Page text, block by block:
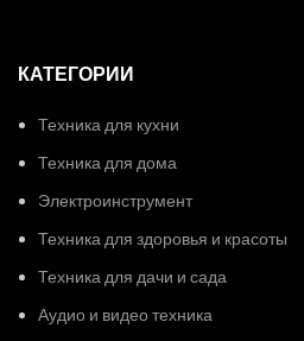
КАТЕГОРИИ
Техника для кухни
Техника для дома
Электроинструмент
Техника для здоровья и красоты
Техника для дачи и сада
Аудио и видео техника